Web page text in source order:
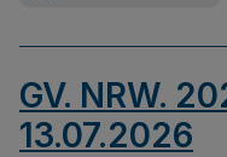
GV. NRW.
13.07.2026